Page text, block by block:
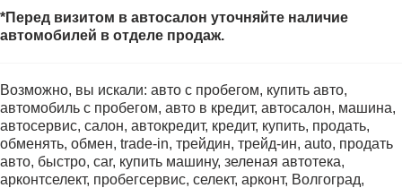
*Перед визитом в автосалон уточняйте наличие
автомобилей в отделе продаж.
Возможно, вы искали: авто с пробегом, купить авто,
автомобиль с пробегом, авто в кредит, автосалон, машина,
автосервис, салон, автокредит, кредит, купить, продать,
обменять, обмен, trade-in, трейдин, трейд-ин, auto, продать
авто, быстро, car, купить машину, зеленая автотека,
арконтселект, пробегсервис, селект, арконт, Волгоград,